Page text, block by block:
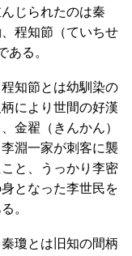
じられたのは秦
程知節（ていちせ
ある。
知節とは幼馴染の
により世間の好漢
金翟（きんかん）
淵一家が刺客に襲
と、うっかり李密
となった李世民を
。
瓊とは旧知の間柄